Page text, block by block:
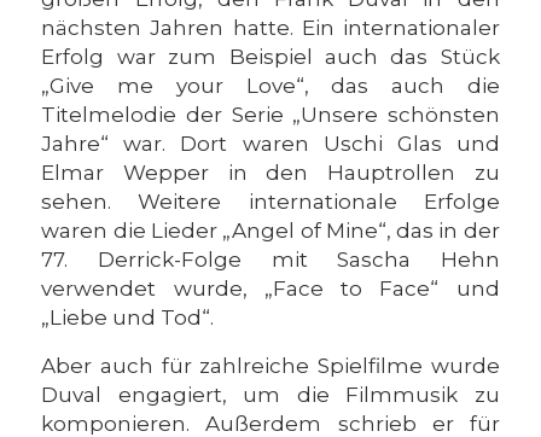
nächsten Jahren hatte. Ein internationaler
Erfolg war zum Beispiel auch das Stück
„Give me your Love“, das auch die
Titelmelodie der Serie „Unsere schönsten
Jahre“ war. Dort waren Uschi Glas und
Elmar Wepper in den Hauptrollen zu
sehen. Weitere internationale Erfolge
waren die Lieder „Angel of Mine“, das in der
77. Derrick-Folge mit Sascha Hehn
verwendet wurde, „Face to Face“ und
„Liebe und Tod“.
Aber auch für zahlreiche Spielfilme wurde
Duval engagiert, um die Filmmusik zu
komponieren. Außerdem schrieb er für